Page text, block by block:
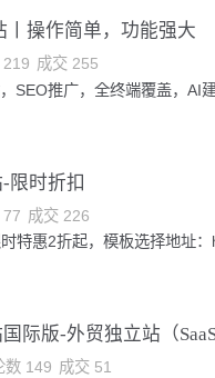
丨操作简单，功能强大
219 成交 255
限时折扣
77 成交 226
数 149 成交 51